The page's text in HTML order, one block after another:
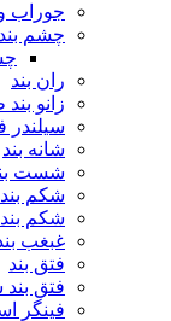
جوراب
چشم بند
ران بند
زانو
شانه بند
شست
شکم بند
شکم
غبغب
فتق بند
فتق
فینگر